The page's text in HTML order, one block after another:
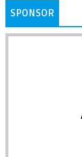
SPONSOR